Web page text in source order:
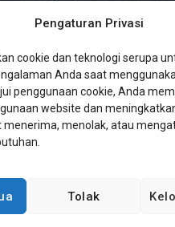
Pengaturan Privasi
cookie dan teknologi serupa
Anda saat
penggunaan cookie, Anda
website dan
menerima, menolak, atau
Tolak
Workshop Bintaro